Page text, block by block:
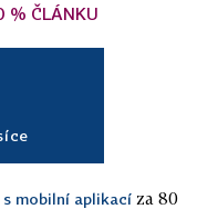
% ČLÁNKU
s mobilní aplikací za 80